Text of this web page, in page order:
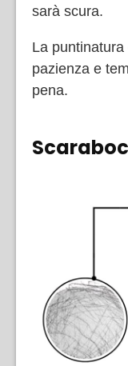
sarà scura.
La puntinatura
pazienza e
pena.